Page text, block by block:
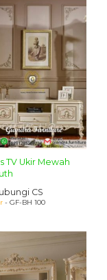
TV Ukir Mewah
CS
- GF-BH 100